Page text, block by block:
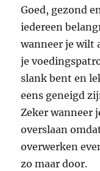
Goed, gezond
iedereen
wanneer je wilt
je
slank bent en
eens geneigd
Zeker wanneer
overslaan
overwerken
zo maar door.